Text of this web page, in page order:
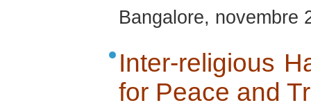
Bangalore, novembre
Inter-religious
for Peace and